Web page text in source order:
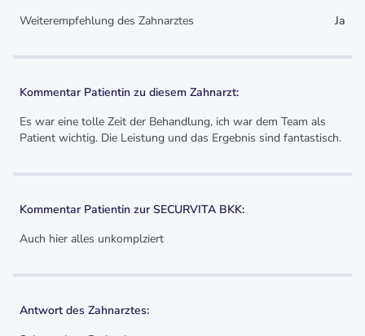
Weiterempfehlung des Zahnarztes
Ja
Kommentar Patientin zu diesem Zahnarzt:
Es war eine tolle Zeit der Behandlung, ich war dem Team als
Patient wichtig. Die Leistung und das Ergebnis sind fantastisch.
Kommentar Patientin zur SECURVITA BKK:
Auch hier alles unkomplziert
Antwort des Zahnarztes: